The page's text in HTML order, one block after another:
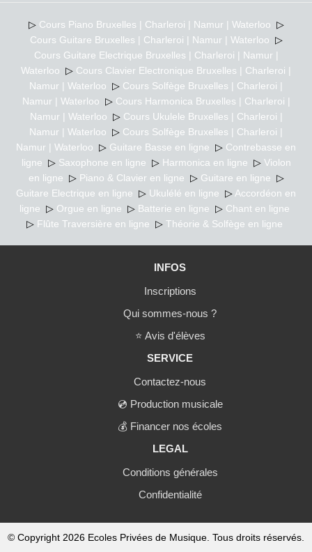
▷ Cours Piano Bruxelles | Charleroi | Namur | Waterloo ▷
Cours Guitare Bruxelles | Charleroi | Namur | Waterloo ▷
Cours Guitare Electrique Bruxelles | Charleroi | Namur |
Waterloo ▷ Cours Clavier Electronique Bruxelles | Charleroi |
Namur | Waterloo ▷ Cours Solfège Bruxelles | Charleroi |
Namur | Waterloo ▷ Cours Harmonica Bruxelles | Charleroi |
Namur | Waterloo ▷ Cours Ukulele Bruxelles | Charleroi |
Namur | Waterloo ▷ Cours Solfège Bruxelles | Charleroi |
Namur | Waterloo ▷ Guitare Basse en ligne ▷ Contrebasse en
ligne ▷ Saxophone en ligne ▷ Harmonica en ligne ▷ Violon
en ligne ▷ Piano & Clavier en ligne ▷ Guitare en ligne ▷
Guitare Electrique en ligne ▷ Ukulélé en ligne ▷ Accordéon en
ligne ▷ Orgue en ligne ▷ Batterie en ligne ▷ Chant en ligne
▷ Flûte Traversière en ligne ▷ Théorie & Solfège en ligne
INFOS
Inscriptions
Qui sommes-nous ?
⭐ Avis d'élèves
SERVICE
Contactez-nous
💿 Production musicale
💰 Financer nos écoles
LEGAL
Conditions générales
Confidentialité
© Copyright 2026 Ecoles Privées de Musique. Tous droits réservés.